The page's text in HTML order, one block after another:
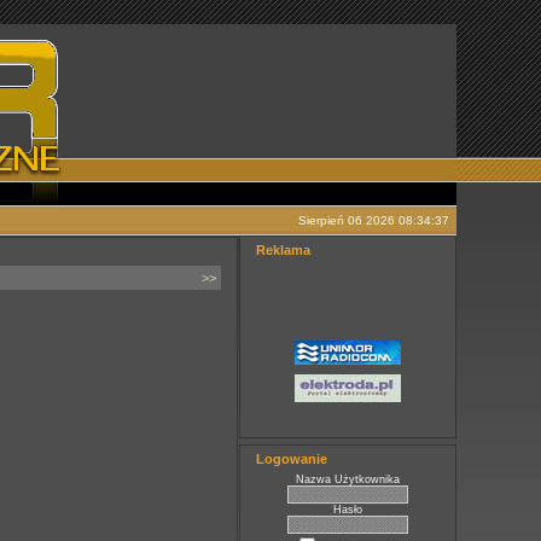
Sierpień 06 2026 08:34:37
>>
Reklama
Logowanie
Nazwa Użytkownika
Hasło